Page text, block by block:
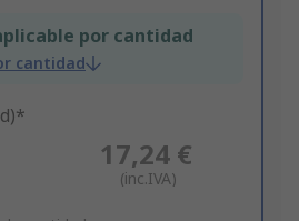
por cantidad
cantidad
17,24 €
(inc.IVA)